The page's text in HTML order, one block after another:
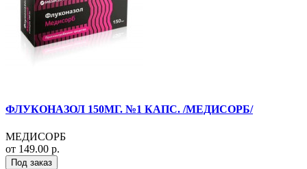
ФЛУКОНАЗОЛ 150МГ. №1 КАПС. /МЕДИСОРБ/
МЕДИСОРБ
от 149.00 р.
Под заказ